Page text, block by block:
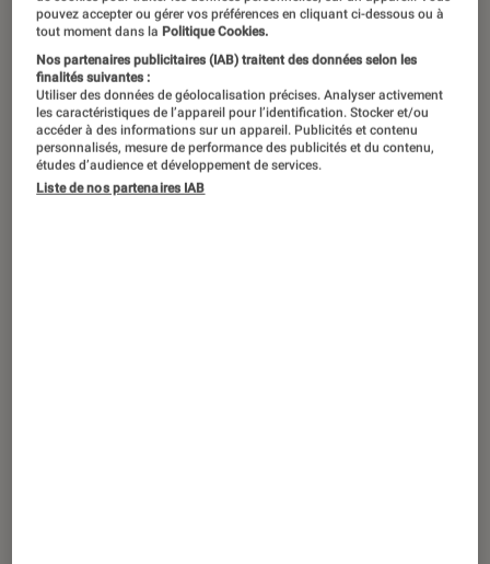
PRISE EN MAIN
Smartphones Android
pouvez accepter ou gérer vos préférences en cliquant ci-dessous ou à
tout moment dans la Politique Cookies.
Nos partenaires publicitaires (IAB) traitent des données selon les
finalités suivantes :
Utiliser des données de géolocalisation précises. Analyser activement
les caractéristiques de l’appareil pour l’identification. Stocker et/ou
accéder à des informations sur un appareil. Publicités et contenu
personnalisés, mesure de performance des publicités et du contenu,
études d’audience et développement de services.
Liste de nos partenaires IAB